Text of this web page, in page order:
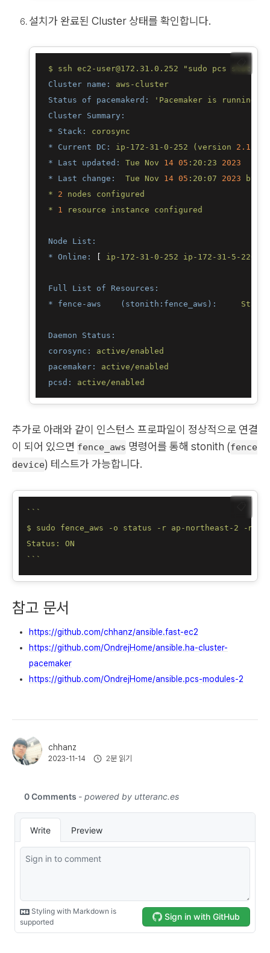
설치가 완료된 Cluster 상태를 확인합니다.
$ ssh ec2-user@172.31.0.252
"sudo pcs status"
Cluster name:
aws-cluster
Status of pacemakerd:
'Pacemaker is running'
Cluster Summary:
* Stack:
corosync
* Current DC:
ip-172-31-0-252 (version 2.1
* Last updated:
Tue Nov 14 05 :20:23
2023
* Last change:
Tue Nov 14 05 :20:07 2023 by
*
2 nodes
configured
*
1 resource instance configured
Node List:
* Online:
[ ip-172-31-0-252 ip-172-31-5-226
Full List of Resources:
* fence-aws    (stonith:fence_aws):
Daemon Status:
corosync:
active/enabled
pacemaker:
active/enabled
pcsd:
active/enabled
추가로 아래와 같이 인스턴스 프로파일이 정상적으로 연결
이 되어 있으면 fence_aws 명령어를 통해 stonith (fence
device) 테스트가 가능합니다.
`` `
$ sudo fence_aws -o status -r ap-northeast-2 -n i-
Status: ON
` ``
참고 문서
https://github.com/chhanz/ansible.fast-ec2
https://github.com/OndrejHome/ansible.ha-cluster-
pacemaker
https://github.com/OndrejHome/ansible.pcs-modules-2
chhanz
2023-11-14 2분 읽기